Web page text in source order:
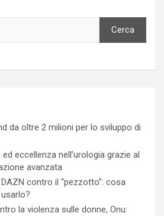
Cerca
da oltre 2 milioni per lo sviluppo di
eccellenza nell’urologia grazie al
avanzata
contro il “pezzotto”: cosa
la violenza sulle donne, Onu: